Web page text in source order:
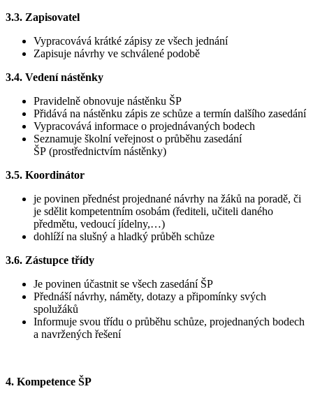
3.3. Zapisovatel
Vypracovává krátké zápisy ze všech jednání
Zapisuje návrhy ve schválené podobě
3.4. Vedení nástěnky
Pravidelně obnovuje nástěnku ŠP
Přidává na nástěnku zápis ze schůze a termín dalšího zasedání
Vypracovává informace o projednávaných bodech
Seznamuje školní veřejnost o průběhu zasedání
ŠP (prostřednictvím nástěnky)
3.5. Koordinátor
je povinen přednést projednané návrhy na žáků na poradě, či
je sdělit kompetentním osobám (řediteli, učiteli daného
předmětu, vedoucí jídelny,…)
dohlíží na slušný a hladký průběh schůze
3.6. Zástupce třídy
Je povinen účastnit se všech zasedání ŠP
Přednáší návrhy, náměty, dotazy a připomínky svých
spolužáků
Informuje svou třídu o průběhu schůze, projednaných bodech
a navržených řešení
4. Kompetence ŠP